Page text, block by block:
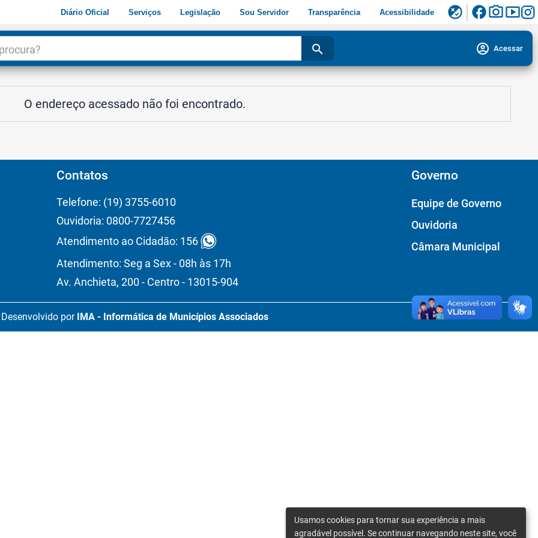
Diário Oficial Serviços Legislação Sou Servidor Transparência Acessibilidade flaky facebookphoto_camerasmart_display
search account_circle Acessar
O endereço acessado não foi encontrado.
Contatos
Telefone: (19) 3755-6010
Ouvidoria: 0800-7727456
Atendimento ao Cidadão: 156
Atendimento: Seg a Sex - 08h às 17h
Av. Anchieta, 200 - Centro - 13015-904
Governo
Equipe de Governo
Ouvidoria
Câmara Municipal
Desenvolvido por IMA - Informática de Municípios Associados
Usamos cookies para tornar sua experiência a mais
agradável possível. Se continuar navegando neste site, você